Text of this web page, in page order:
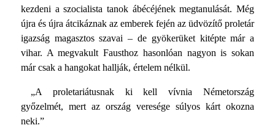
kezdeni a szocialista tanok ábécéjének megtanulását. Még
újra és újra átcikáznak az emberek fején az üdvözítő proletár
igazság magasztos szavai – de gyökerüket kitépte már a
vihar. A megvakult Fausthoz hasonlóan nagyon is sokan
már csak a hango­kat hallják, értelem nélkül.
„A proletariátusnak ki kell vívnia Németország
győzelmét, mert az ország veresége súlyos kárt okozna
neki.”